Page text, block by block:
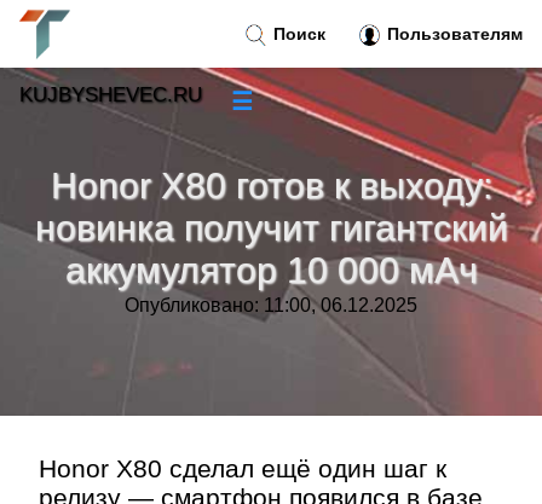
Honor X80 готов к выходу:
новинка получит гигантский
аккумулятор 10 000 мАч
Опубликовано: 11:00, 06.12.2025
Honor X80 сделал ещё один шаг к
релизу — смартфон появился в базе
Поиск Пользователям
KUJBYSHEVEC.RU ☰
Новости»
Тренды новостей»
Рубрики»
Контакт»